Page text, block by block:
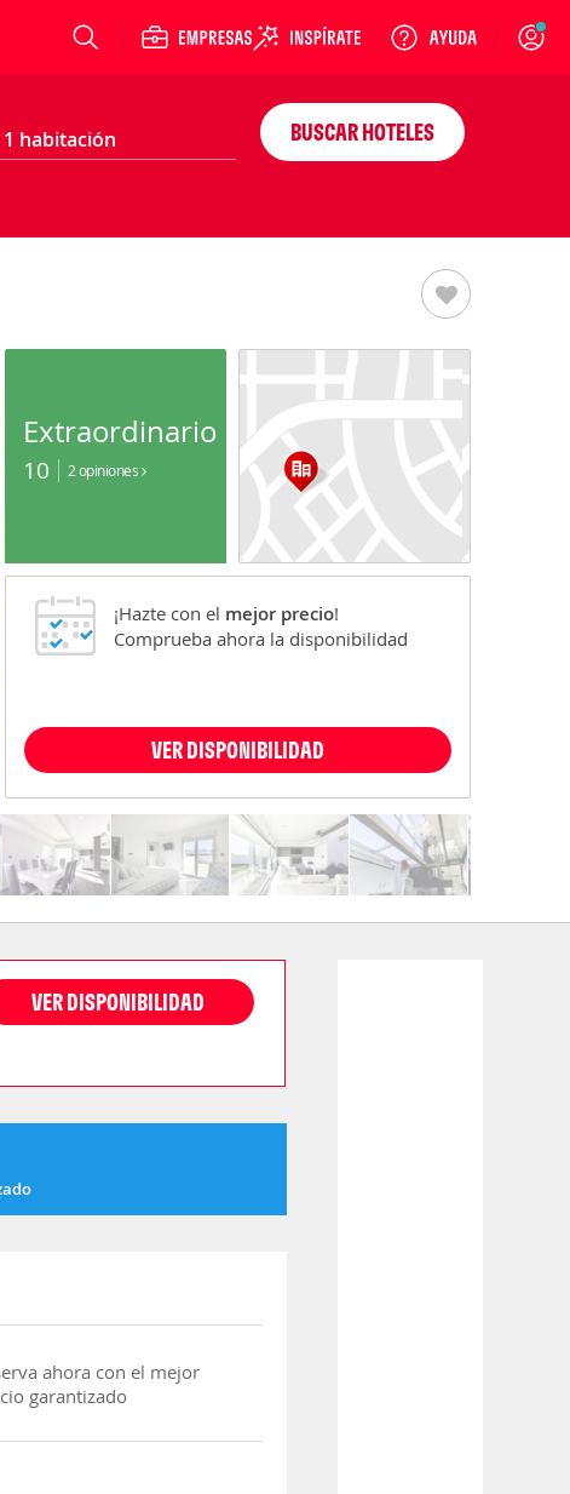
Login
BUSCAR HOTELES
Extraordinario
10 2 opiniones
¡Hazte con el mejor precio!
Comprueba ahora la disponibilidad
VER DISPONIBILIDAD
VER DISPONIBILIDAD
ahora con el mejor
garantizado